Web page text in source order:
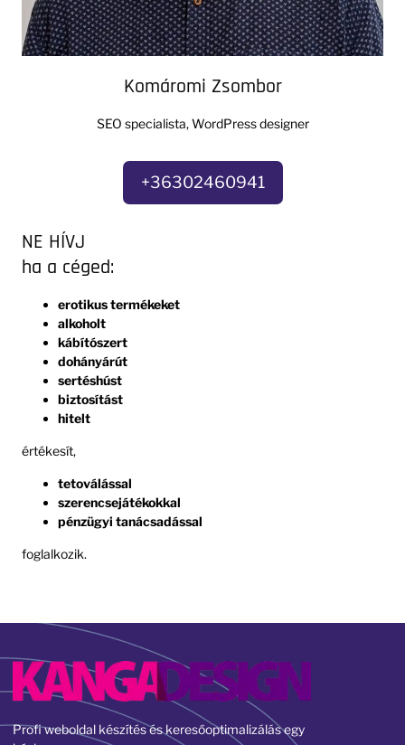
Komáromi Zsombor
SEO specialista, WordPress designer
+36302460941
NE HÍVJ
ha a céged:
erotikus termékeket
alkoholt
kábítószert
dohányárút
sertéshúst
biztosítást
hitelt
értékesít,
tetoválással
szerencsejátékokkal
pénzügyi tanácsadással
foglalkozik.
Profi weboldal készítés és keresőoptimalizálás egy